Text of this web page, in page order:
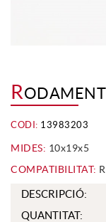
R
CODI: 13983203
MIDES: 10x19x5
COMPATIBILITAT:
DESCRIPCIÓ:
QUANTITAT: